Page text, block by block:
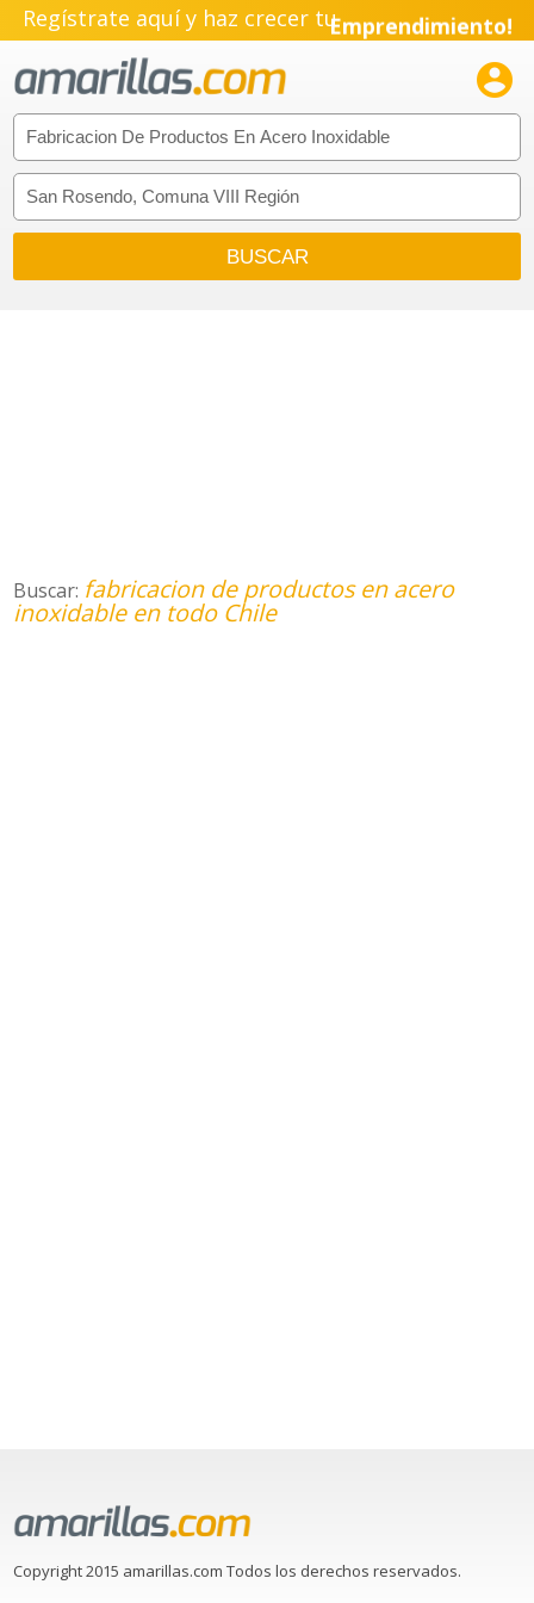
Regístrate aquí y haz crecer tuEmprendimiento!

Buscar: fabricacion de productos en acero
inoxidable en todo Chile
Copyright 2015 amarillas.com Todos los derechos reservados.